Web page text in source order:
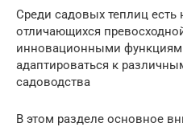
Среди садовых теплиц есть
отличающихся
инновационными
адаптироваться к
садоводства
В этом разделе основное